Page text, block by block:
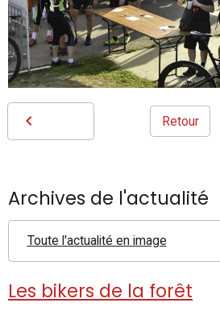
Retour
Archives de l'actualité
Toute l'actualité en image
Les bikers de la forêt